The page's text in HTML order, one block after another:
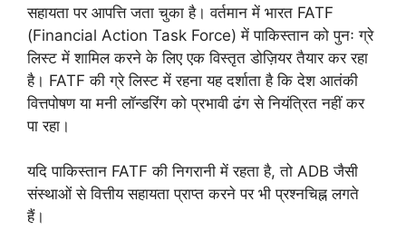
सहायता पर आपत्ति जता चुका है। वर्तमान में भारत FATF
(Financial Action Task Force) में पाकिस्तान को पुनः ग्रे
लिस्ट में शामिल करने के लिए एक विस्तृत डोज़ियर तैयार कर रहा
है। FATF की ग्रे लिस्ट में रहना यह दर्शाता है कि देश आतंकी
वित्तपोषण या मनी लॉन्डरिंग को प्रभावी ढंग से नियंत्रित नहीं कर
पा रहा।
यदि पाकिस्तान FATF की निगरानी में रहता है, तो ADB जैसी
संस्थाओं से वित्तीय सहायता प्राप्त करने पर भी प्रश्नचिह्न लगते
हैं।